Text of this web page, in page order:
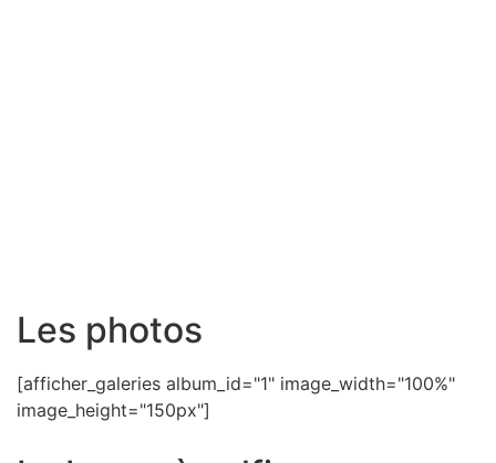
Les photos
[afficher_galeries album_id="1" image_width="100%"
image_height="150px"]